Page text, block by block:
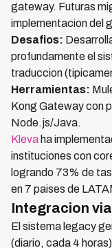
gateway. Futuras
implementacion del
Desafios:
profundamente el
traduccion
Herramientas:
Kong Gateway con
Node.js/Java.
Kleva ha
instituciones con
logrando 73% de
en 7 paises de
Integracion
El sistema legacy
(diario, cada 4